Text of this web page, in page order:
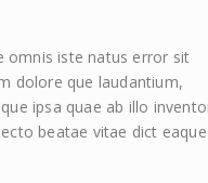
omnis iste natus error sit
dolore que laudantium,
ipsa quae ab illo
beatae vitae dict eaque